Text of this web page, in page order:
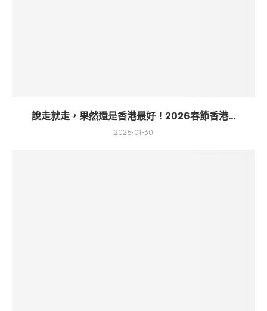
說走就走，果然還是香港最好！2026春節香港...
2026-01-30